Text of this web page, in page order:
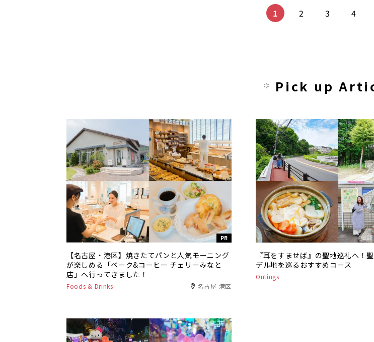
1 2 3 4
Pick up
PR
【名古屋・港区】焼きたてパンと人気モーニング
が楽しめる「ベーク&コーヒー チェリーみなと
店」へ行ってきました！
Foods & Drinks 名古屋 港区
『耳をすませば』の聖地巡礼へ！
デル地を巡るおすすめコース
Outings